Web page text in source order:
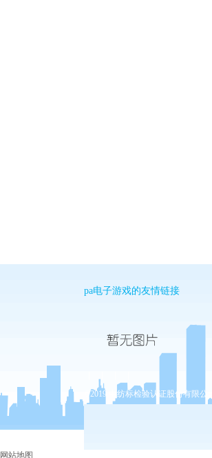
pa电子游戏的友情链接
©2019 中纺标检验认证股份有限公司
网站地图